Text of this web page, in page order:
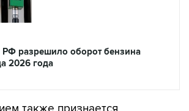
РФ разрешило оборот бензина
2026 года